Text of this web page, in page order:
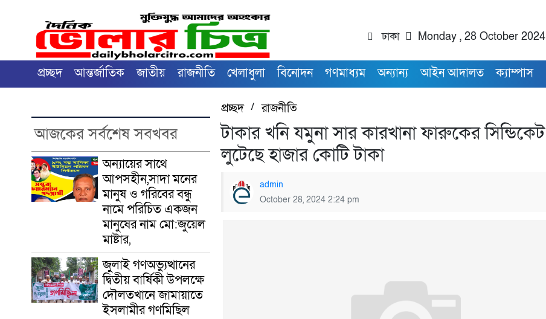
ঢাকা Monday , 28 October 2024
প্রচ্ছদ আন্তর্জাতিক জাতীয় রাজনীতি খেলাধুলা বিনোদন গণমাধ্যম অন্যান্য আইন আদালত ক্যাম্পাস
আজকের সর্বশেষ সবখবর
অন্যায়ের সাথে
আপসহীন,সাদা মনের
মানুষ ও গরিবের বন্ধু
নামে পরিচিত একজন
মানুষের নাম মো:জুয়েল
মাষ্টার,
জুলাই গণঅভ্যুত্থানের
দ্বিতীয় বার্ষিকী উপলক্ষে
দৌলতখানে জামায়াতে
ইসলামীর গণমিছিল
প্রচ্ছদ/রাজনীতি
টাকার খনি যমুনা সার কারখানা ফারুকের সিন্ডিকেট
লুটেছে হাজার কোটি টাকা
admin
October 28, 2024 2:24 pm